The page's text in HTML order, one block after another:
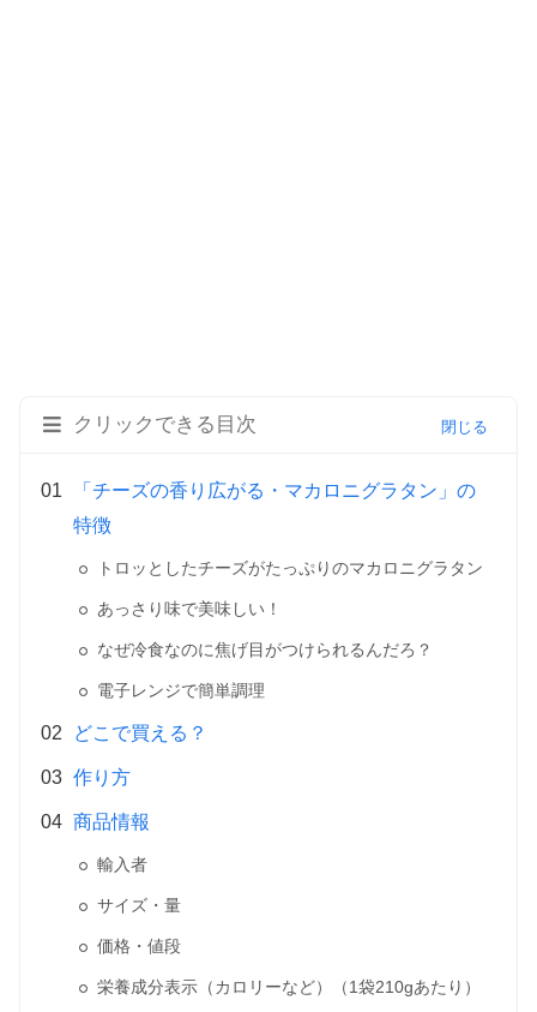
クリックできる目次
「チーズの香り広がる・マカロニグラタン」の
特徴
トロッとしたチーズがたっぷりのマカロニグラタン
あっさり味で美味しい！
なぜ冷食なのに焦げ目がつけられるんだろ？
電子レンジで簡単調理
どこで買える？
作り方
商品情報
輸入者
サイズ・量
価格・値段
栄養成分表示（カロリーなど）（1袋210gあたり）